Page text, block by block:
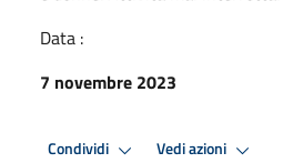
Data :
7 novembre 2023
Condividi Vedi azioni